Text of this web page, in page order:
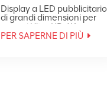
Display a LED pubblicitario
di grandi dimensioni per
esterni Ultra HD 4K
PER SAPERNE DI PIÙ